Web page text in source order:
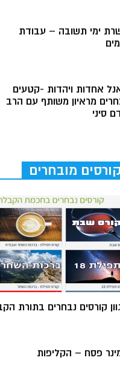
ימי תשובה – עבודת
אחדות ויהדות -קטעים
מראיון משותף עם הרב
סיני
קורסים מובחרים
קורסים נבחרים בתורת
פסח – הקליפות